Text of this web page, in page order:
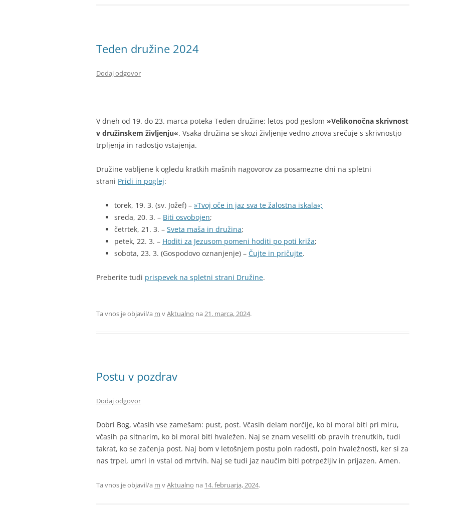
Teden družine 2024
Dodaj odgovor
V dneh od 19. do 23. marca poteka Teden družine; letos pod geslom »Velikonočna skrivnost
v družinskem življenju«. Vsaka družina se skozi življenje vedno znova srečuje s skrivnostjo
trpljenja in radostjo vstajenja.
Družine vabljene k ogledu kratkih mašnih nagovorov za posamezne dni na spletni
strani Pridi in poglej:
torek, 19. 3. (sv. Jožef) – »Tvoj oče in jaz sva te žalostna iskala«;
sreda, 20. 3. – Biti osvobojen;
četrtek, 21. 3. – Sveta maša in družina;
petek, 22. 3. – Hoditi za Jezusom pomeni hoditi po poti križa;
sobota, 23. 3. (Gospodovo oznanjenje) – Čujte in pričujte.
Preberite tudi prispevek na spletni strani Družine.
Ta vnos je objavil/a m vAktualno na 21. marca, 2024.
Postu v pozdrav
Dodaj odgovor
Dobri Bog, včasih vse zamešam: pust, post. Včasih delam norčije, ko bi moral biti pri miru,
včasih pa sitnarim, ko bi moral biti hvaležen. Naj se znam veseliti ob pravih trenutkih, tudi
takrat, ko se začenja post. Naj bom v letošnjem postu poln radosti, poln hvaležnosti, ker si za
nas trpel, umrl in vstal od mrtvih. Naj se tudi jaz naučim biti potrpežljiv in prijazen. Amen.
Ta vnos je objavil/a m vAktualno na 14. februarja, 2024.